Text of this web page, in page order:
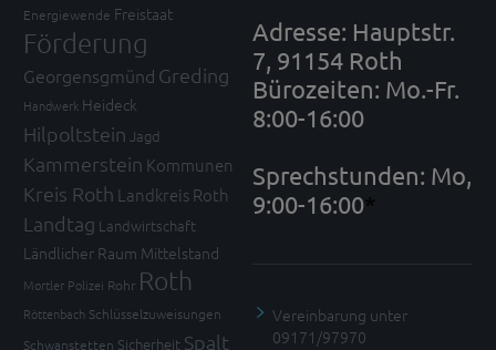
Energiewende Freistaat
Förderung
Georgensgmünd Greding
Handwerk Heideck
Hilpoltstein Jagd
Kammerstein Kommunen
Kreis Roth Landkreis Roth
Landtag Landwirtschaft
Ländlicher Raum Mittelstand
Mortler Polizei Rohr Roth
Röttenbach Schlüsselzuweisungen
Schwanstetten Sicherheit Spalt
Adresse: Hauptstr.
7, 91154 Roth
Bürozeiten: Mo.-Fr.
8:00-16:00
Sprechstunden: Mo,
9:00-16:00*
Vereinbarung unter
09171/97970